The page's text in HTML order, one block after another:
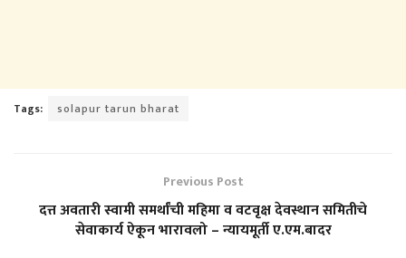
Tags: solapur tarun bharat
Previous Post
दत्त अवतारी स्वामी समर्थांची महिमा व वटवृक्ष देवस्थान समितीचे
सेवाकार्य ऐकून भारावलो – न्यायमूर्ती ए.एम.बादर